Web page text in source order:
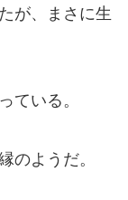
が、まさに生
ている。
のようだ。